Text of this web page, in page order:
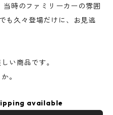
時のファミリーカーの雰囲
も久々登場だけに、お見逃
い商品です。
。
available